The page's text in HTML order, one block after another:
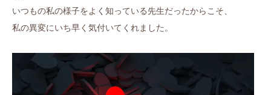
いつもの私の様子をよく知っている先生だったからこそ、
私の異変にいち早く気付いてくれました。